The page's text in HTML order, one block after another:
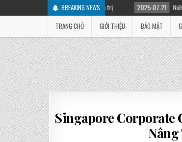
BREAKING NEWS
nhân và cách điều trị 2025-07-21 Niềng Răng Mắc Cài Là
TRANG CHỦ
GIỚI THIỆU BẢO MẬT
Singapore Corporate